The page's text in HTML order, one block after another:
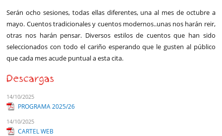
Serán ocho sesiones, todas ellas diferentes, una al mes de octubre a
mayo. Cuentos tradicionales y cuentos modernos..unas nos harán reir,
otras nos harán pensar. Diversos estilos de cuentos que han sido
seleccionados con todo el cariño esperando que le gusten al público
que cada mes acude puntual a esta cita.
Descargas
14/10/2025
PROGRAMA 2025/26
14/10/2025
CARTEL WEB